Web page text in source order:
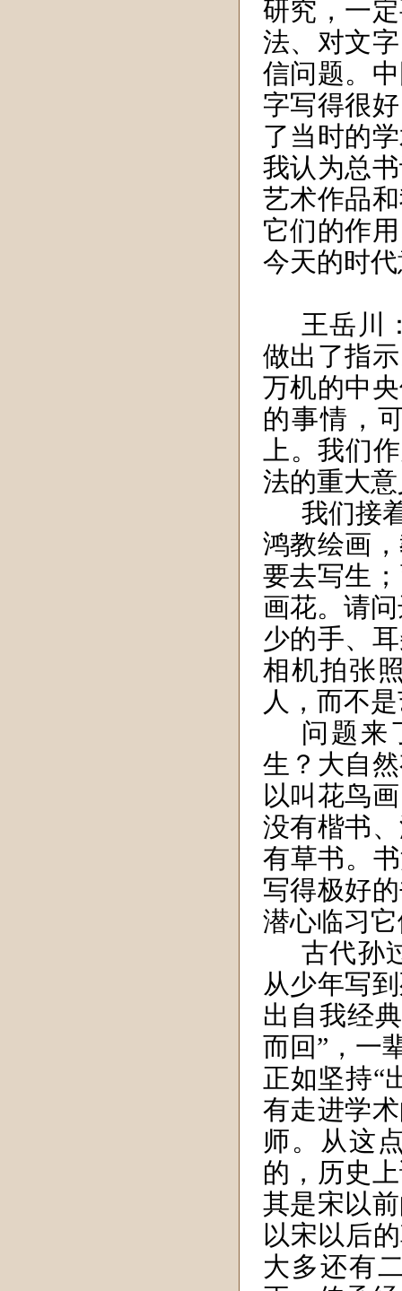
研究，一
法、对文
信问题。
字写得很
了当时的
我认为总
艺术作品
它们的作
今天的时
王岳川
做出了指
万机的中
的事情，
上。我们
法的重大
我们接
鸿教绘画
要去写生
画花。请
少的手、
相机拍张
人，而不
问题来
生？大自
以叫花鸟
没有楷书
有草书。
写得极好
潜心临习
古代孙
从少年写
出自我经
而回”，一
正如坚持“
有走进学
师。从这
的，历史
其是宋以
以宋以后
大多还有